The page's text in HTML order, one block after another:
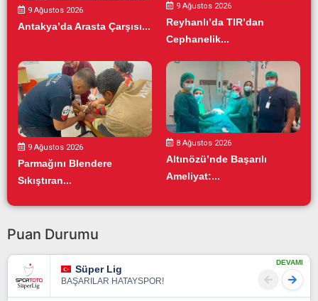
9 Ağustos 2026
Antakya’da Arasta Çarşısı...
9 Ağustos 2026
Reyhanlı’da TIR’dan
Cephanelik...
9 Ağustos 2026
Parmağını Blendere
Sıkıştıran...
8 Ağustos 2026
Altınözü’nde Başarılı
Ameliyat:...
Puan Durumu
Süper Lig
BAŞARILAR HATAYSPOR!
DEVAMI